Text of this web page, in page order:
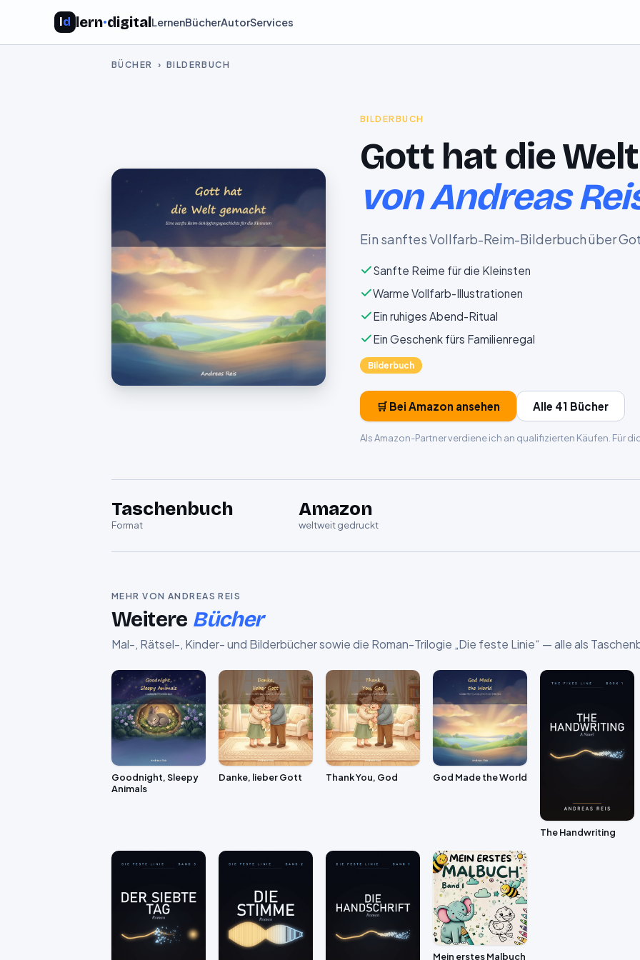
ld lern·digitalLernenBücherAutorServices
BÜCHER › BILDERBUCH
BILDERBUCH
Gott hat die
von Andreas
Ein sanftes Vollfarb-Reim-Bilderbuch über
Sanfte Reime für die Kleinsten
Warme Vollfarb-Illustrationen
Ein ruhiges Abend-Ritual
Ein Geschenk fürs Familienregal
Bilderbuch
🛒 Bei Amazon ansehen Alle 41 Bücher
Als Amazon-Partner verdiene ich an qualifizierten Käufen. Für
Taschenbuch
Format
Amazon
weltweit gedruckt
MEHR VON ANDREAS REIS
Weitere Bücher
Mal-, Rätsel-, Kinder- und Bilderbücher sowie die Roman-Trilogie „Die feste Linie“ — alle als
Goodnight, Sleepy
Animals
Danke, lieber Gott Thank You, God God Made the World
The Handwriting
Mein erstes Malbuch